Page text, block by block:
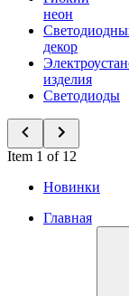
неон
декор
изделия
Светодиоды
Item 1 of 12
Новинки
Главная